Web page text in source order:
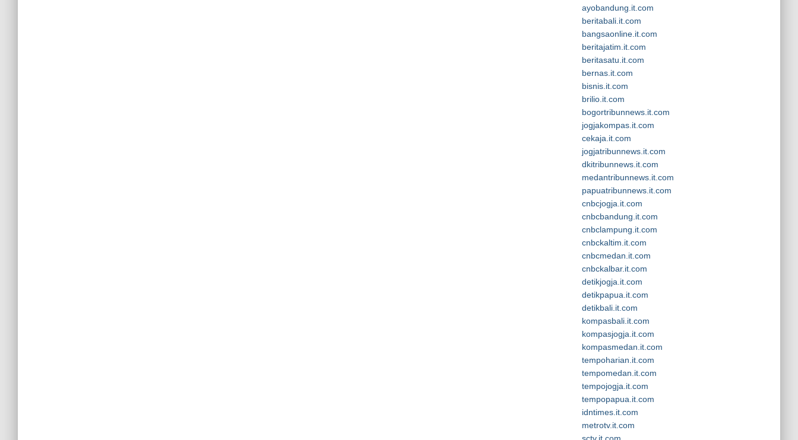
ayobandung.it.com
beritabali.it.com
bangsaonline.it.com
beritajatim.it.com
beritasatu.it.com
bernas.it.com
bisnis.it.com
brilio.it.com
bogortribunnews.it.com
jogjakompas.it.com
cekaja.it.com
jogjatribunnews.it.com
dkitribunnews.it.com
medantribunnews.it.com
papuatribunnews.it.com
cnbcjogja.it.com
cnbcbandung.it.com
cnbclampung.it.com
cnbckaltim.it.com
cnbcmedan.it.com
cnbckalbar.it.com
detikjogja.it.com
detikpapua.it.com
detikbali.it.com
kompasbali.it.com
kompasjogja.it.com
kompasmedan.it.com
tempoharian.it.com
tempomedan.it.com
tempojogja.it.com
tempopapua.it.com
idntimes.it.com
metrotv.it.com